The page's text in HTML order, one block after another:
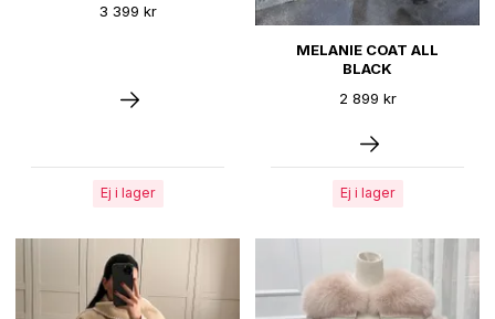
3 399 kr
Ej i lager
MELANIE COAT ALL
BLACK
2 899 kr
Ej i lager